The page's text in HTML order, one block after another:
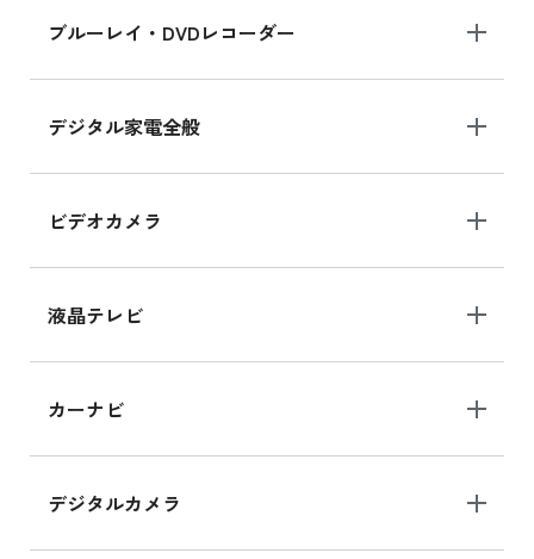
ブルーレイ・DVDレコーダー
デジタル家電全般
ビデオカメラ
液晶テレビ
カーナビ
デジタルカメラ